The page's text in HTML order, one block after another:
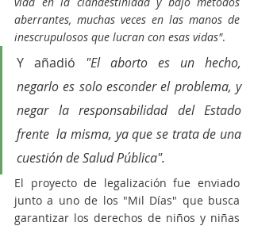
aberrantes, muchas veces en las manos de
inescrupulosos que lucran con esas vidas".
Y añadió "El aborto es un hecho,
negarlo es solo esconder el problema, y
negar la responsabilidad del Estado
frente  la misma, ya que se trata de una
cuestión de Salud Pública".
El proyecto de legalización fue enviado
junto a uno de los "Mil Días" que busca
garantizar los derechos de niños y niñas